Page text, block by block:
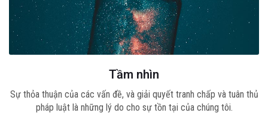
Tầm nhìn
Sự thỏa thuận của các vấn đề, và giải quyết tranh chấp và tuân thủ
pháp luật là những lý do cho sự tồn tại của chúng tôi.